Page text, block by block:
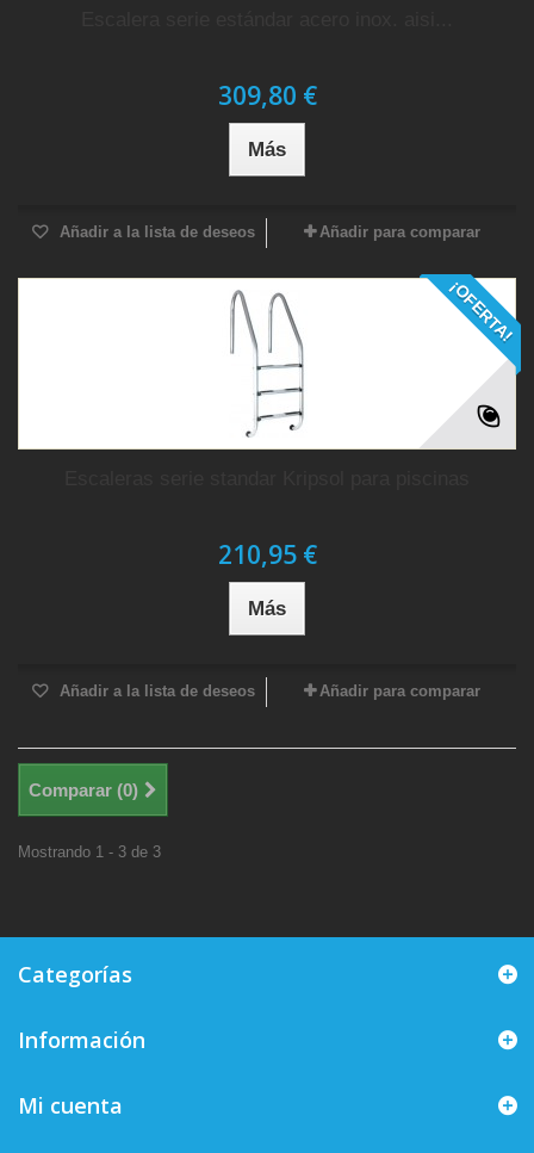
309,80 €
Más
Añadir a la lista de deseos Añadir para comparar
¡OFERTA!
210,95 €
Más
Añadir a la lista de deseos Añadir para comparar
Comparar (0)
Mostrando 1 - 3 de 3
Categorías
Información
Mi cuenta